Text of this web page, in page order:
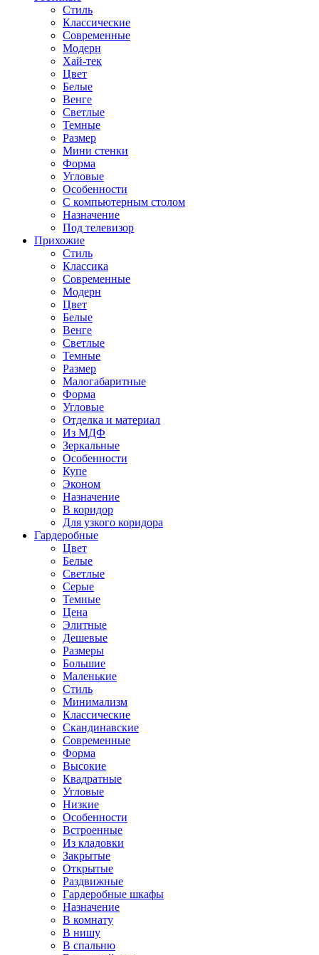
Стиль
Классические
Современные
Модерн
Хай-тек
Цвет
Белые
Венге
Светлые
Темные
Размер
Мини стенки
Форма
Угловые
Особенности
С компьютерным столом
Назначение
Под телевизор
Прихожие
Стиль
Классика
Современные
Модерн
Цвет
Белые
Венге
Светлые
Темные
Размер
Малогабаритные
Форма
Угловые
Отделка и материал
Из МДФ
Зеркальные
Особенности
Купе
Эконом
Назначение
В коридор
Для узкого коридора
Гардеробные
Цвет
Белые
Светлые
Серые
Темные
Цена
Элитные
Дешевые
Размеры
Большие
Маленькие
Стиль
Минимализм
Классические
Скандинавские
Современные
Форма
Высокие
Квадратные
Угловые
Низкие
Особенности
Встроенные
Из кладовки
Закрытые
Открытые
Раздвижные
Гардеробные шкафы
Назначение
В комнату
В нишу
В спальню